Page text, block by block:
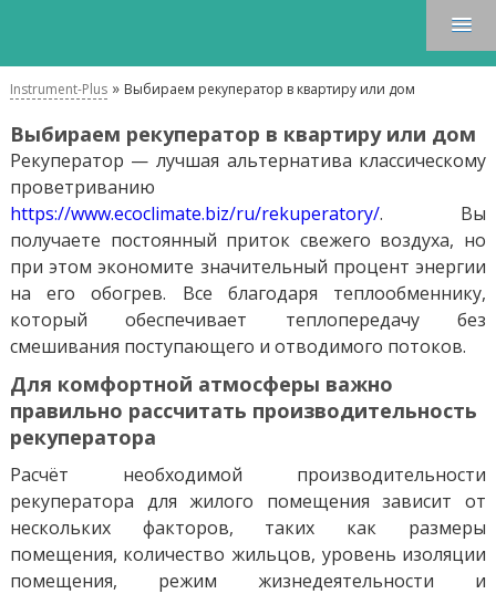
Instrument-Plus» Выбираем рекуператор в квартиру или дом
Выбираем рекуператор в квартиру или дом
Рекуператор — лучшая альтернатива классическому
проветриванию
https://www.ecoclimate.biz/ru/rekuperatory/. Вы
получаете постоянный приток свежего воздуха, но
при этом экономите значительный процент энергии
на его обогрев. Все благодаря теплообменнику,
который обеспечивает теплопередачу без
смешивания поступающего и отводимого потоков.
Для комфортной атмосферы важно
правильно рассчитать производительность
рекуператора
Расчёт необходимой производительности
рекуператора для жилого помещения зависит от
нескольких факторов, таких как размеры
помещения, количество жильцов, уровень изоляции
помещения, режим жизнедеятельности и